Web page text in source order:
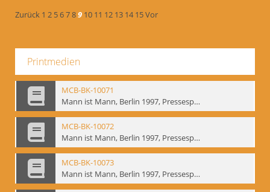
Zurück 1 2 56789 10 11 12 13 14 15Vor
Printmedien
MCB-BK-10071
Mann ist Mann, Berlin 1997, Pressespiegel - interne Signatur: BM-prt-262-19
MCB-BK-10072
Mann ist Mann, Berlin 1997, Pressespiegel - interne Signatur: BM-prt-262-20
MCB-BK-10073
Mann ist Mann, Berlin 1997, Pressespiegel - interne Signatur: BM-prt-262-21